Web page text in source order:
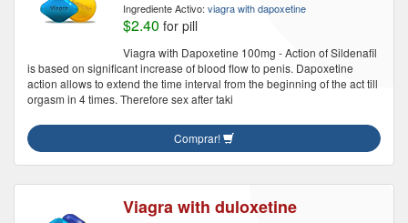
Ingrediente Activo: viagra with dapoxetine
$2.40 for pill
Viagra with Dapoxetine 100mg - Action of Sildenafil
is based on significant increase of blood flow to penis. Dapoxetine
action allows to extend the time interval from the beginning of the act till
orgasm in 4 times. Therefore sex after taki
Comprar!
Viagra with duloxetine